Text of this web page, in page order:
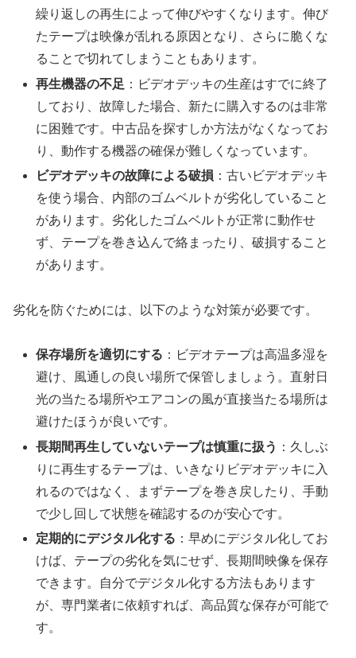
繰り返しの再生によって伸びやすくなります。伸び
たテープは映像が乱れる原因となり、さらに脆くな
ることで切れてしまうこともあります。
再生機器の不足 ：ビデオデッキの生産はすでに終了
しており、故障した場合、新たに購入するのは非常
に困難です。中古品を探すしか方法がなくなってお
り、動作する機器の確保が難しくなっています。
ビデオデッキの故障による破損 ：古いビデオデッキ
を使う場合、内部のゴムベルトが劣化していること
があります。劣化したゴムベルトが正常に動作せ
ず、テープを巻き込んで絡まったり、破損すること
があります。
劣化を防ぐためには、以下のような対策が必要です。
保存場所を適切にする ：ビデオテープは高温多湿を
避け、風通しの良い場所で保管しましょう。直射日
光の当たる場所やエアコンの風が直接当たる場所は
避けたほうが良いです。
長期間再生していないテープは慎重に扱う ：久しぶ
りに再生するテープは、いきなりビデオデッキに入
れるのではなく、まずテープを巻き戻したり、手動
で少し回して状態を確認するのが安心です。
定期的にデジタル化する ：早めにデジタル化してお
けば、テープの劣化を気にせず、長期間映像を保存
できます。自分でデジタル化する方法もあります
が、専門業者に依頼すれば、高品質な保存が可能で
す。